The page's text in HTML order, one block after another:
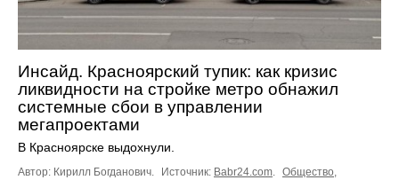
Инсайд. Красноярский тупик: как кризис
ликвидности на стройке метро обнажил
системные сбои в управлении
мегапроектами
В Красноярске выдохнули.
Автор: Кирилл Богданович. Источник: Babr24.com. Общество,